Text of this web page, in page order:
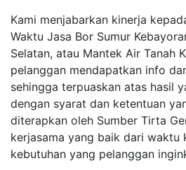
Kami menjabarkan kinerja
Waktu Jasa Bor Sumur
Selatan, atau Mantek Air Tanah
pelanggan mendapatkan info
sehingga terpuaskan atas hasil
dengan syarat dan ketentuan
diterapkan oleh Sumber Tirta
kerjasama yang baik dari waktu
kebutuhan yang pelanggan